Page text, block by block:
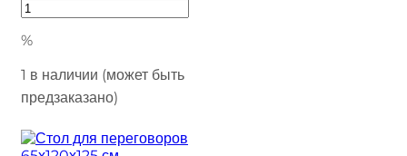
%
1 в наличии (может быть
предзаказано)